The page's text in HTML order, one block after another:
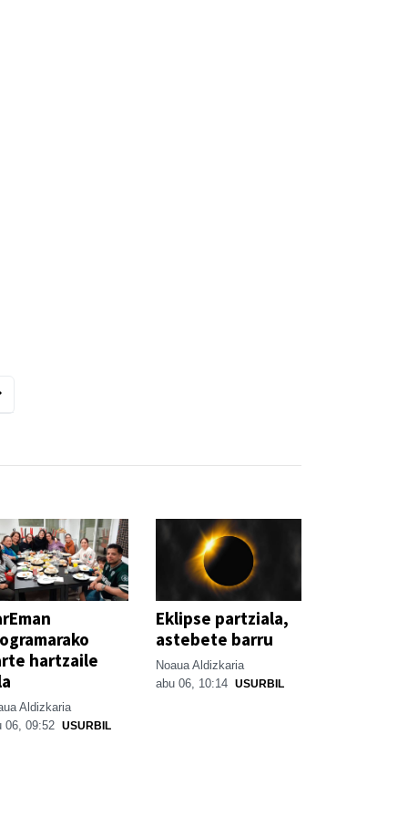
hartzaile
Aldizkaria
06, 09:52 USURBIL
Eklipse partziala,
astebete barru
Noaua Aldizkaria
abu 06, 10:14 USURBIL